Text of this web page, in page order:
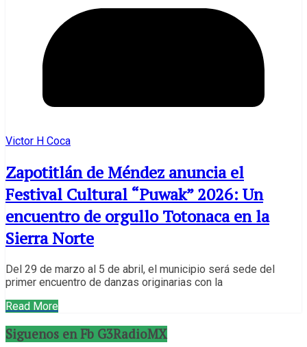
Victor H Coca
Zapotitlán de Méndez anuncia el
Festival Cultural “Puwak” 2026: Un
encuentro de orgullo Totonaca en la
Sierra Norte
Del 29 de marzo al 5 de abril, el municipio será sede del
primer encuentro de danzas originarias con la
Read More
Siguenos en Fb G3RadioMX